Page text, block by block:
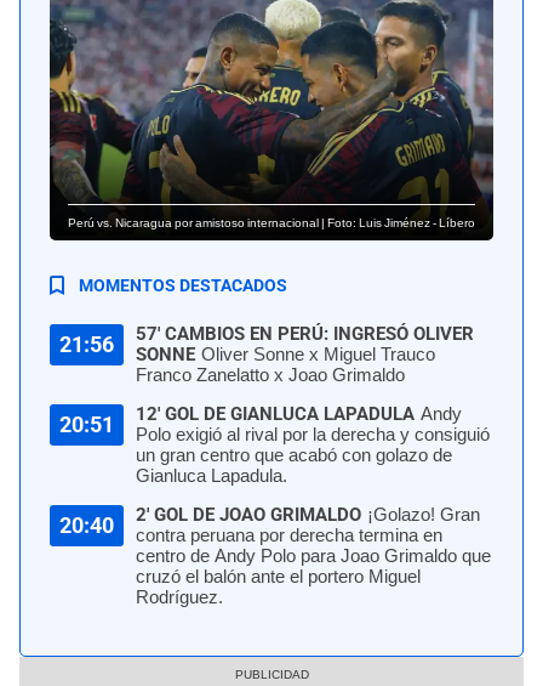
Perú vs. Nicaragua por amistoso internacional | Foto: Luis Jiménez - Líbero
MOMENTOS DESTACADOS
21:56
57' CAMBIOS EN PERÚ: INGRESÓ OLIVER
SONNE Oliver Sonne x Miguel Trauco
Franco Zanelatto x Joao Grimaldo
20:51 12' GOL DE GIANLUCA LAPADULA Andy
Polo exigió al rival por la derecha y consiguió
un gran centro que acabó con golazo de
Gianluca Lapadula.
20:40 2' GOL DE JOAO GRIMALDO ¡Golazo! Gran
contra peruana por derecha termina en
centro de Andy Polo para Joao Grimaldo que
cruzó el balón ante el portero Miguel
Rodríguez.